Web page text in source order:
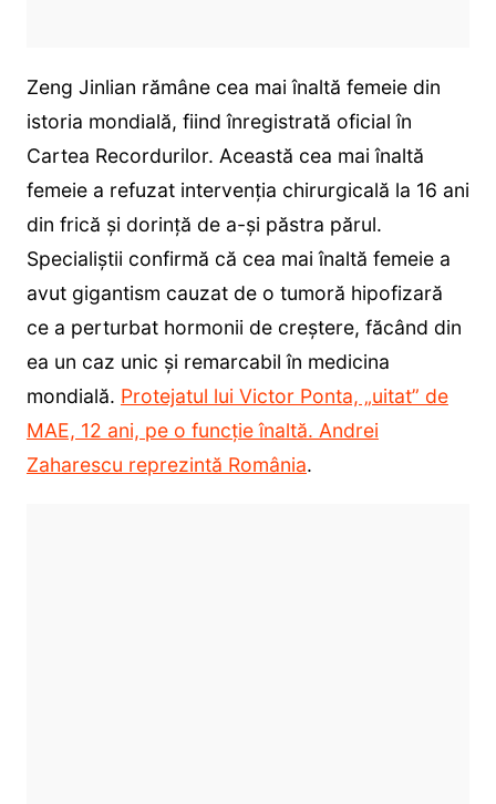
Zeng Jinlian rămâne cea mai înaltă femeie din
istoria mondială, fiind înregistrată oficial în
Cartea Recordurilor. Această cea mai înaltă
femeie a refuzat intervenția chirurgicală la 16 ani
din frică și dorință de a-și păstra părul.
Specialiștii confirmă că cea mai înaltă femeie a
avut gigantism cauzat de o tumoră hipofizară
ce a perturbat hormonii de creștere, făcând din
ea un caz unic și remarcabil în medicina
mondială. Protejatul lui Victor Ponta, „uitat” de
MAE, 12 ani, pe o funcție înaltă. Andrei
Zaharescu reprezintă România.